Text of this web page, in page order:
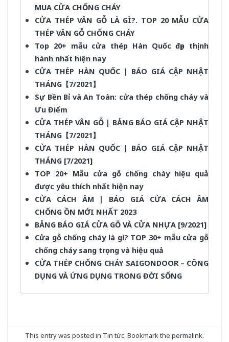
MUA CỬA CHỐNG CHÁY
CỬA THÉP VÂN GỖ LÀ GÌ?. TOP 20 MẪU CỬA
THÉP VÂN GỖ CHỐNG CHÁY
Top 20+ mẫu cửa thép Hàn Quốc đẹp thịnh
hành nhất hiện nay
CỬA THÉP HÀN QUỐC | BÁO GIÁ CẬP NHẬT
THÁNG【7/2021】
Sự Bền Bỉ và An Toàn: cửa thép chống cháy và
Ưu Điểm
CỬA THÉP VÂN GỖ | BẢNG BÁO GIÁ CẬP NHẬT
THÁNG【7/2021】
CỬA THÉP HÀN QUỐC | BÁO GIÁ CẬP NHẬT
THÁNG [7/2021]
TOP 20+ Mẫu cửa gỗ chống cháy hiệu quả
được yêu thích nhất hiện nay
CỬA CÁCH ÂM | BÁO GIÁ CỬA CÁCH ÂM
CHỐNG ỒN MỚI NHẤT 2023
BẢNG BÁO GIÁ CỬA GỖ VÀ CỬA NHỰA [9/2021]
Cửa gỗ chống cháy là gì? TOP 30+ mẫu cửa gỗ
chống cháy sang trọng và hiệu quả
CỬA THÉP CHỐNG CHÁY SAIGONDOOR – CÔNG
DỤNG VÀ ỨNG DỤNG TRONG ĐỜI SỐNG
This entry was posted in Tin tức. Bookmark the permalink.